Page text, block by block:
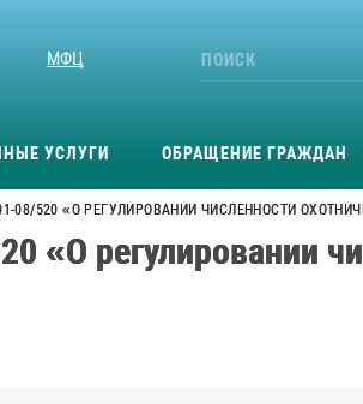
МФЦ
УСЛУГИ ОБРАЩЕНИЕ ГРАЖДАН
08/520 «О РЕГУЛИРОВАНИИ ЧИСЛЕННОСТИ
«О регулировании